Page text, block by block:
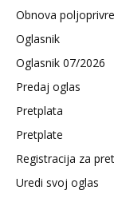
Obnova
Oglasnik
Oglasnik 07/2026
Predaj oglas
Pretplata
Pretplate
Registracija za
Uredi svoj oglas